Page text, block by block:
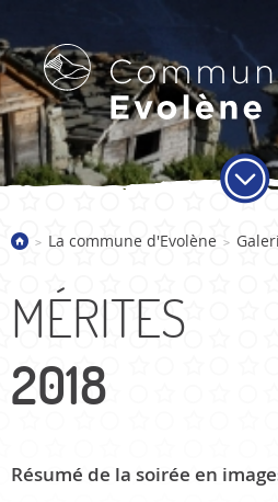
> La commune d'Evolène >
MÉRITES
2018
Résumé de la soirée en